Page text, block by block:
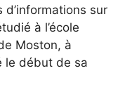
d’informations sur
à l’école
Moston, à
le début de sa